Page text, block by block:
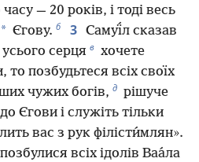
— 20 років, і тоді весь
* Єгову. б 3 Самуї́л сказав
серця в хочете
позбудьтеся всіх своїх
чужих богів, д рішуче
Єгови і служіть тільки
вас з рук філісти́млян».
всіх ідолів Ваа́ла